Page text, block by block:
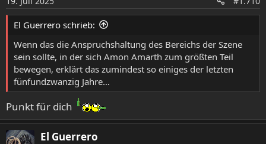
e
nEl Guerrero schrieb:
Wenn das die Anspruchshaltung des Bereichs der Szene
sein sollte, in der sich Amon Amarth zum größten Teil
bewegen, erklärt das zumindest so einiges der letzten
fünfundzwanzig Jahre…
Punkt für dich
El Guerrero